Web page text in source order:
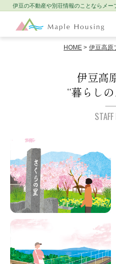
伊豆の不動産や別荘情報のことなら メー
HOME 伊豆高原
伊豆高
“暮らし